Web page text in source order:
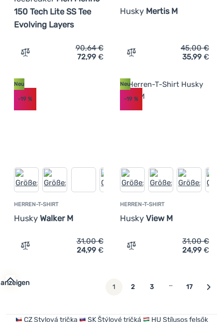
150 Tech Lite SS Tee
Evolving Layers
Zum Vergleich 'Herren-T-Shirt Icebreaker Men Merino
90,64€
72,99 €
Husky Mertis M
Zum Vergleich 'Herren-
45,00€
35,99 €
HERREN-T-SHIRT
Husky Walker M
Neu
-19 %
Zum Vergleich 'Herren-T-Shirt Husky Walker M'
31,00€
24,99 €
HERREN-T-SHIRT
Husky View M
Neu
-19%
Zum Vergleich 'Herren-T-
31,00€
24,99 €
1 2 3 … 17 weiter
CZStylová trička SKŠtýlové tričká HU Stílusos felsők